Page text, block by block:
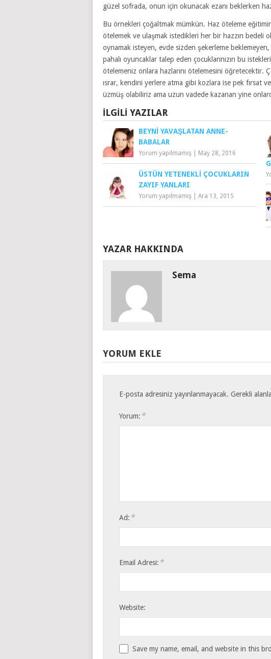
güzel sofrada, onun için okunacak ezanı beklerken
Bu örnekleri çoğaltmak mümkün. Haz öteleme
ötelemek ve ulaşmak istedikleri her bir hazzın bedeli
oynamak isteyen, evde sizden şekerleme
pahalı oyuncaklar talep eden çocuklarınızın bu
ötelemeniz onlara hazlarını ötelemesini öğretecektir.
ısrar, kendini yerlere atma gibi kozlara ise pek fırsat
üzmüş olabiliriz ama uzun vadede kazanan yine
İLGILI YAZILAR
BEYNI YAVAŞLATAN ANNE-
BABALAR
Yorum yapılmamış May 28, 2016
ÜSTÜN YETENEKLI ÇOCUKLARIN
ZAYIF YANLARI
Yorum yapılmamış Ara 13, 2015
YAZAR HAKKINDA
Sema
YORUM EKLE
E-posta adresiniz yayınlanmayacak. Gerekli
Yorum: *
Ad: *
Email Adresi: *
Website:
Save my name, email, and website in this